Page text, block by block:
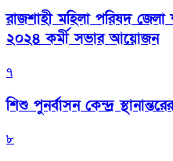
রাজশাহী মহিলা পরিষদ
২০২৪ কর্মী সভার আয়োজন
৭
শিশু পুনর্বাসন কেন্দ্র
৮